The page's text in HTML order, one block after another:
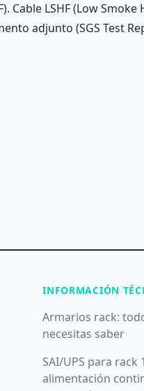
LSHF (Low Smoke
adjunto (SGS Test
INFORMACIÓN
Armarios rack:
necesitas saber
SAI/UPS para rack
alimentación